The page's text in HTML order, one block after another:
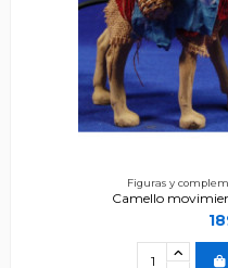
Figuras y
Camello